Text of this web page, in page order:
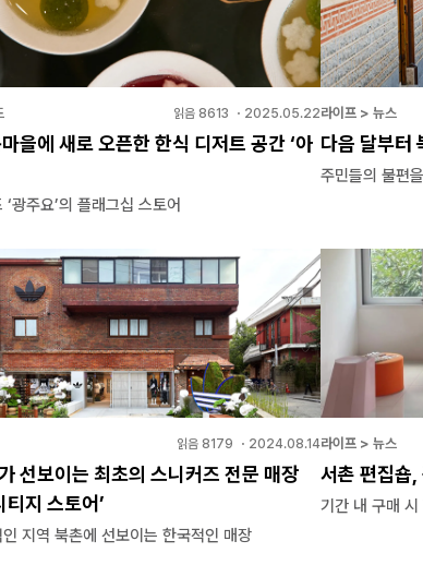
읽음 8613 ・ 2025.05.22
을에 새로 오픈한 한식 디저트 공간 ‘아
광주요’의 플래그십 스토어
라이프 > 뉴스
다음 달부터
주민들의 불편
읽음 8179 ・ 2024.08.14
선보이는 최초의 스니커즈 전문 매장
티지 스토어’
지역 북촌에 선보이는 한국적인 매장
라이프 > 뉴스
서촌 편집숍,
기간 내 구매